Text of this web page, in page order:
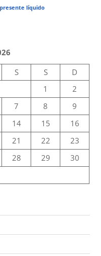
líquido
S S
D
1
2
7 8
9
14 15
16
21 22
23
28 29
30